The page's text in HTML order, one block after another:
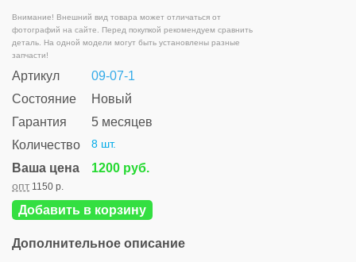
Внимание! Внешний вид товара может отличаться от
фотографий на сайте. Перед покупкой рекомендуем сравнить
деталь. На одной модели могут быть установлены разные
запчасти!
Артикул
09-07-1
Состояние
Новый
Гарантия
5 месяцев
Количество
8 шт.
Ваша цена 1200 руб.
опт 1150 р.
Добавить в корзину
Дополнительное описание